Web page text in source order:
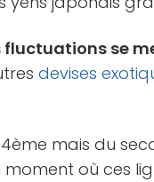
fluctuations se
devises
mais du
où ces